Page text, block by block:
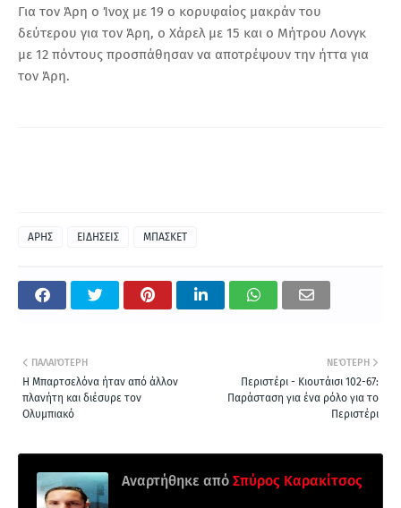
Για τον Άρη ο Ίνοχ με 19 ο κορυφαίος μακράν του
δεύτερου για τον Άρη, ο Χάρελ με 15 και ο Μήτρου Λονγκ
με 12 πόντους προσπάθησαν να αποτρέψουν την ήττα για
τον Άρη.
ΑΡΗΣ ΕΙΔΗΣΕΙΣ ΜΠΑΣΚΕΤ
ΝΕΌΤΕΡΗ
Περιστέρι - Κιουτάισι 102-67:
Παράσταση για ένα ρόλο για το
Περιστέρι
ΠΑΛΑΙΌΤΕΡΗ
Η Μπαρτσελόνα ήταν από άλλον
πλανήτη και διέσυρε τον
Ολυμπιακό
Αναρτήθηκε από Σπύρος Καρακίτσος